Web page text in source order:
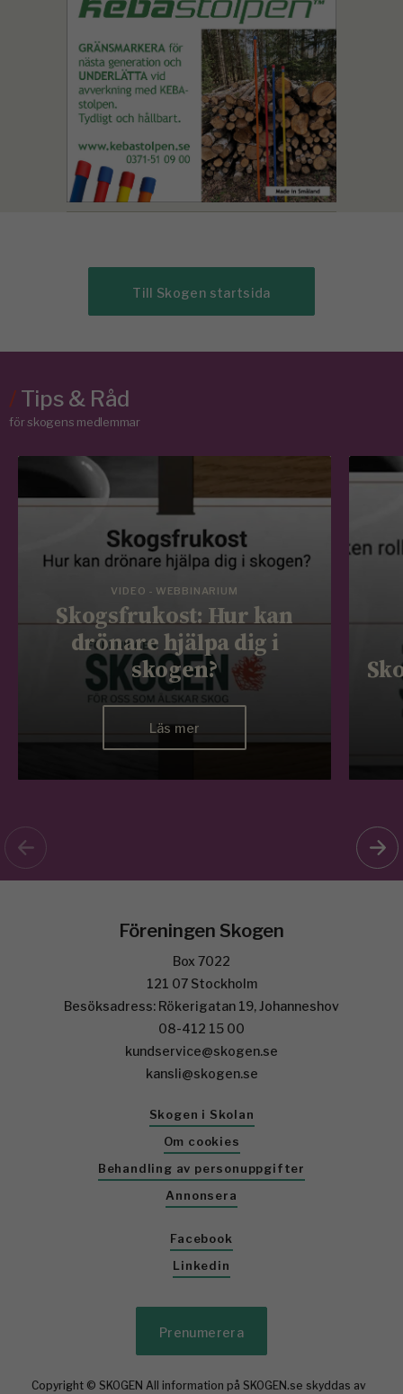
Till Skogen startsida
/Tips & Råd
för skogens medlemmar
VIDEO - WEBBINARIUM
Skogsfrukost: Hur kan
drönare hjälpa dig i
skogen?
Läs mer
Föreningen Skogen
Box 7022
121 07 Stockholm
Besöksadress: Rökerigatan 19, Johanneshov
08-412 15 00
kundservice@skogen.se
kansli@skogen.se
Skogen i Skolan
Om cookies
Behandling av personuppgifter
Annonsera
Facebook
Linkedin
Prenumerera
Copyright © SKOGEN All information på SKOGEN.se skyddas av